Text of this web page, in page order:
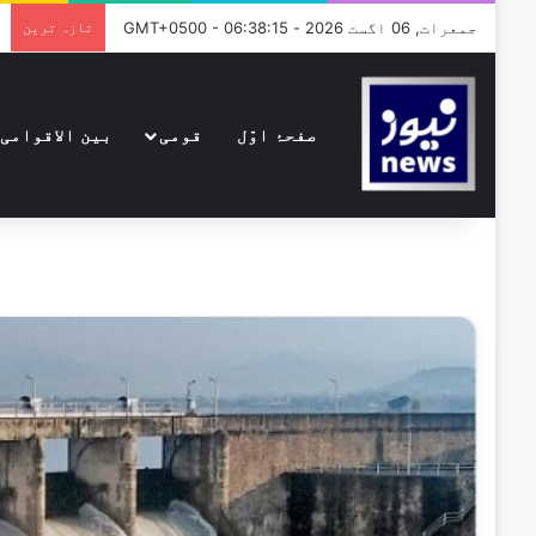
جمعرات, 06 اگست 2026 - GMT+0500 - 06:38:15 تازہ ترین
صفحۂ اوّل قومی بین الاقوامی